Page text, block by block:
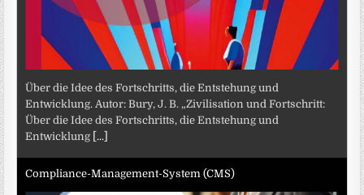
Über die Idee des Fortschritts, die Entstehung und
Entwicklung. Autor: Bury, J. B. „Zivilisation und Fortschritt:
Über die Idee des Fortschritts, die Entstehung und
Entwicklung [...]
Compliance-Management-System (CMS)